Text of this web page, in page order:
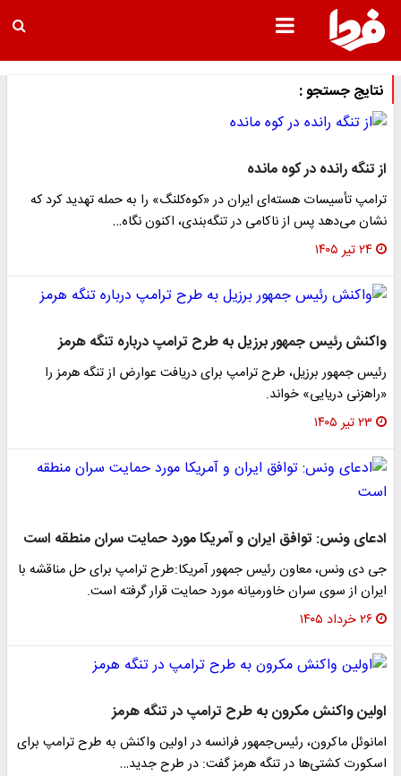
نتایج جستجو :
از تنگه رانده در کوه مانده
ترامپ تأسیسات هسته‌ای ایران در «کوه‌کلنگ» را به حمله تهدید کرد که
نشان می‌دهد پس از ناکامی در تنگه‌بندی، اکنون نگاه…
۲۴ تیر ۱۴۰۵
واکنش رئیس جمهور برزیل به طرح ترامپ درباره تنگه هرمز
رئیس جمهور برزیل، طرح ترامپ برای دریافت عوارض از تنگه هرمز را
«راهزنی دریایی» خواند.
۲۳ تیر ۱۴۰۵
ادعای ونس: توافق ایران و آمریکا مورد حمایت سران منطقه است
جی دی ونس، معاون رئیس جمهور آمریکا:طرح ترامپ برای حل مناقشه با
ایران از سوی سران خاورمیانه مورد حمایت قرار گرفته است.
۲۶ خرداد ۱۴۰۵
اولین واکنش مکرون به طرح ترامپ در تنگه هرمز
امانوئل ماکرون،‌ رئیس‌جمهور فرانسه در اولین واکنش به طرح ترامپ برای
اسکورت کشتی‌ها در تنگه هرمز گفت: در طرح جدید…